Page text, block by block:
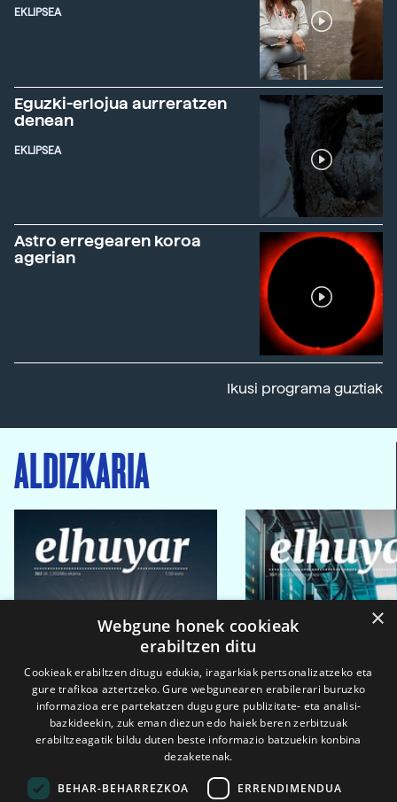
EKLIPSEA
Eguzki-erlojua aurreratzen
denean
EKLIPSEA
Astro erregearen koroa
agerian
Ikusi programa guztiak
ALDIZKARIA
×
Webgune honek cookieak
erabiltzen ditu
Cookieak erabiltzen ditugu edukia, iragarkiak pertsonalizatzeko eta
gure trafikoa aztertzeko. Gure webgunearen erabilerari buruzko
informazioa ere partekatzen dugu gure publizitate- eta analisi-
bazkideekin, zuk eman diezun edo haiek beren zerbitzuak
erabiltzeagatik bildu duten beste informazio batzuekin konbina
dezaketenak.
BEHAR-BEHARREZKOA ERRENDIMENDUA